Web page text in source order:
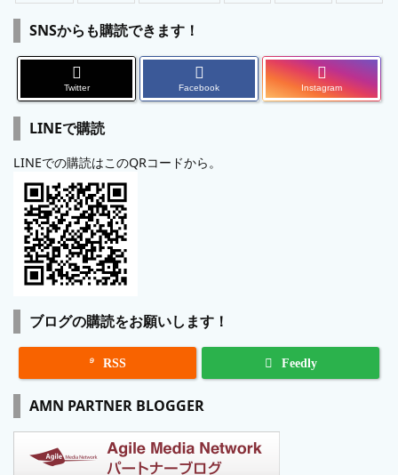
SNSからも購読できます！
Twitter Facebook Instagram
LINEで購読
LINEでの購読はこのQRコードから。
ブログの購読をお願いします！
 RSS Feedly
AMN PARTNER BLOGGER